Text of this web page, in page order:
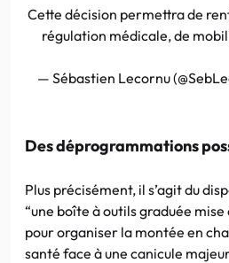
Cette décision permettra de
régulation médicale, de
— Sébastien Lecornu
Des déprogrammations
Plus précisément, il s’agit du
“une boîte à outils graduée mise
pour organiser la montée en
santé face à une canicule